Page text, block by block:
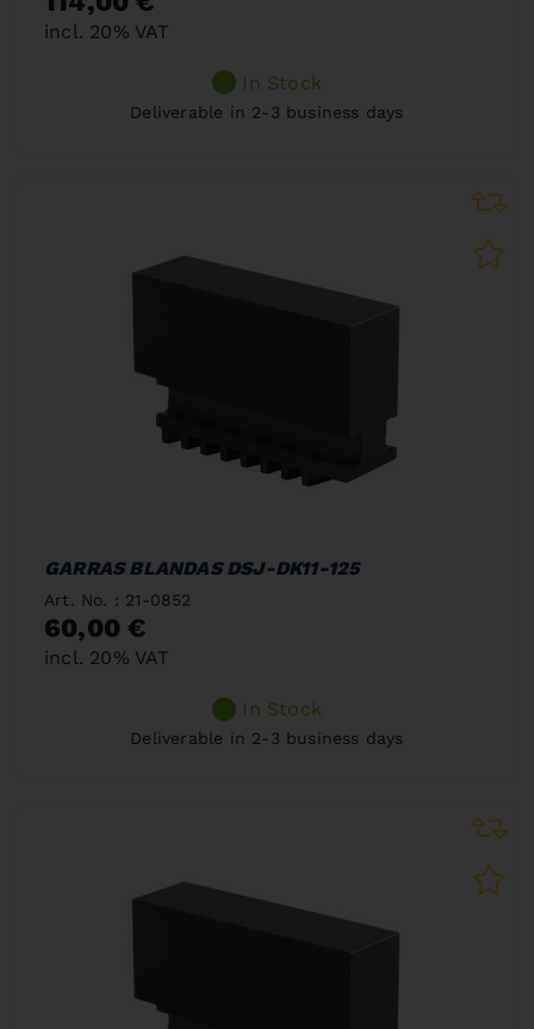
incl. 20% VAT
In Stock
Deliverable in 2-3 business days
GARRAS BLANDAS DSJ-DK11-125
Art. No. : 21-0852
60,00 €
incl. 20% VAT
In Stock
Deliverable in 2-3 business days